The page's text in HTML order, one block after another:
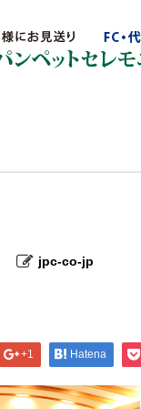
jpc-co-jp
+1 Hatena